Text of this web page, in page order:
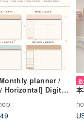
planner /
Horizontal] Digital
every month